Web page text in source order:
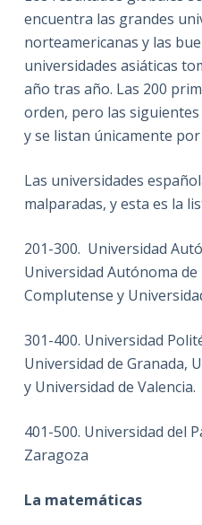
encuentra las grandes
norteamericanas y las
universidades asiáticas
año tras año. Las 200
orden, pero las
y se listan únicamente
Las universidades
malparadas, y esta es la
201-300. Universidad
Universidad Autónoma
Complutense y
301-400. Universidad
Universidad de Granada,
y Universidad de Valencia.
401-500. Universidad del
Zaragoza
La matemáticas